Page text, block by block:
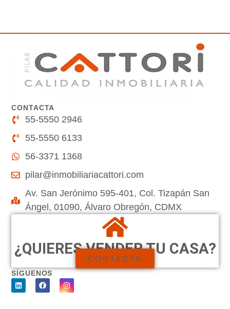
CONTACTA
55-5550 2946
55-5550 6133
56-3371 1368
pilar@inmobiliariacattori.com
Av. San Jerónimo 595-401, Col. Tizapán San
Ángel, 01090, Álvaro Obregón, CDMX
¿QUIERES VENDER TU CASA?
CONTACTA
SÍGUENOS